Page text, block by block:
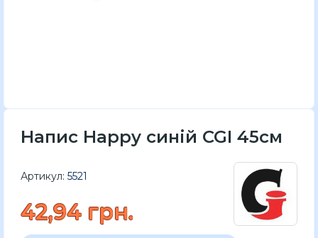
Напис Happy синій CGI 45см
Артикул: 5521
42,94 грн.